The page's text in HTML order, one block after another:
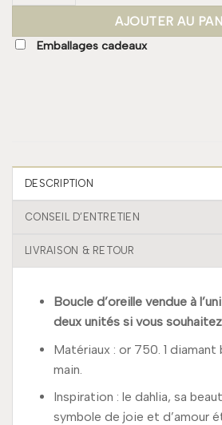
AJOUTER AU
Emballages cadeaux
DESCRIPTION
CONSEIL D’ENTRETIEN
LIVRAISON & RETOUR
Boucle d’oreille vendue à
deux unités si vous
Matériaux : or 750. 1 diamant
main.
Inspiration : le dahlia, sa
symbole de joie et d’amour